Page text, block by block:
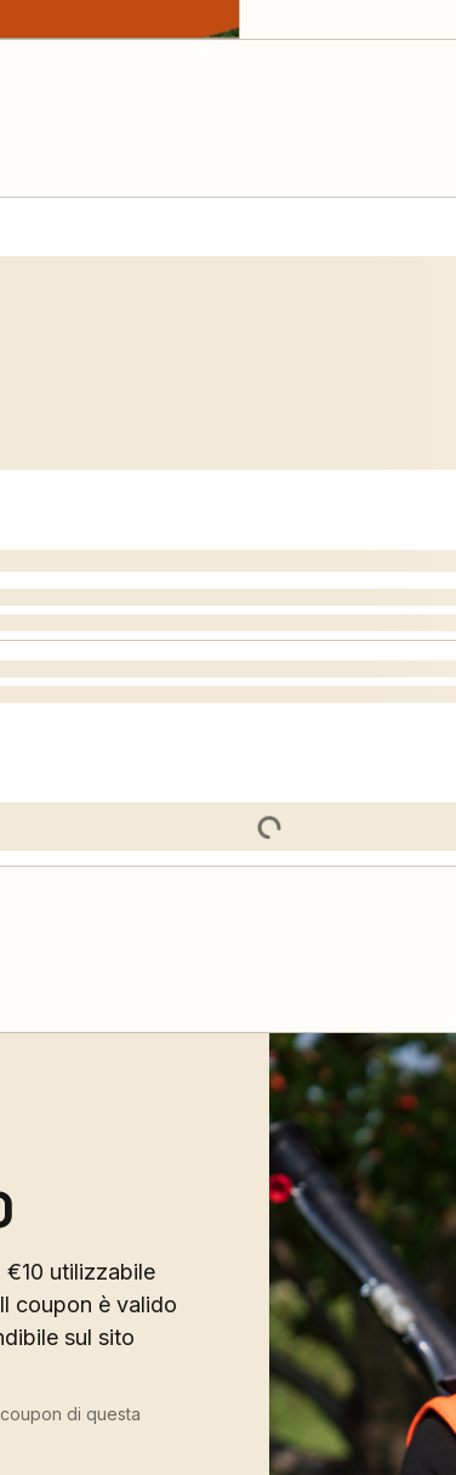
utilizzabile
coupon è valido
sul sito
di questa